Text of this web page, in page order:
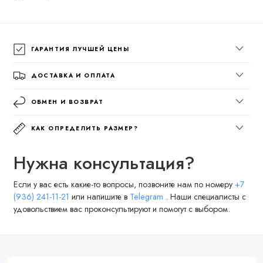
ГАРАНТИЯ ЛУЧШЕЙ ЦЕНЫ
ДОСТАВКА И ОПЛАТА
ОБМЕН И ВОЗВРАТ
КАК ОПРЕДЕЛИТЬ РАЗМЕР?
Нужна консультация?
Если у вас есть какие-то вопросы, позвоните нам по номеру +7
(936) 241-11-21 или напишите в Telegram . Наши специалисты с
удовольствием вас проконсультируют и помогут с выбором.